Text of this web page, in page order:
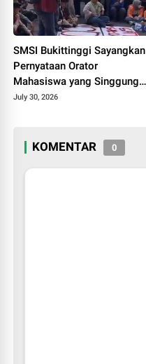
SMSI Bukittinggi Sayangkan
Pernyataan Orator
Mahasiswa yang Singgung
Wartawan Saat Aksi
July 30, 2026
KOMENTAR 0